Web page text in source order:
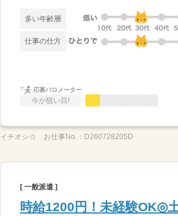
多い年齢層
仕事の仕方
応募バロメーター
今が狙い目!
イチオシ☆ お仕事No.： D260728205D
[ 一般派遣 ]
時給1200円！未経験OK◎